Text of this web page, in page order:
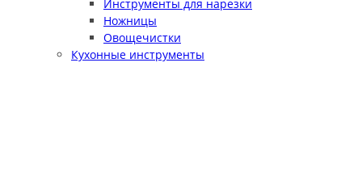
Инструменты для нарезки
Ножницы
Овощечистки
Кухонные инструменты